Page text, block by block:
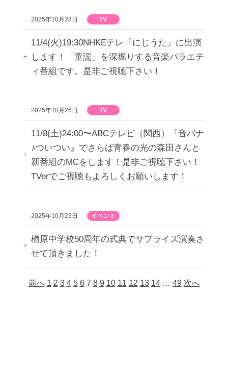
2025年10月28日 TV
11/4(火)19:30NHKEテレ『にじうた』に出演
します！「童謡」を深堀りする音楽バラエテ
ィ番組です。是非ご視聴下さい！
2025年10月26日 TV
11/8(土)24:00〜ABCテレビ（関西）『音バナ
♪ついつい』でさらば青春の光の森田さんと
新番組のMCをします！是非ご視聴下さい！
TVerでご視聴もよろしくお願いします！
2025年10月23日 イベント
楢原中学校50周年の式典でサプライズ演奏さ
せて頂きました！
前へ 1 2 3 4 5 6 7 8 9 10 11 12 13 14 … 49 次へ